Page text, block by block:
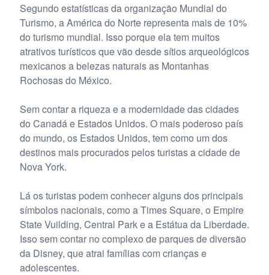
Segundo estatísticas da organização Mundial do
Turismo, a América do Norte representa mais de 10%
do turismo mundial. Isso porque ela tem muitos
atrativos turísticos que vão desde sítios arqueológicos
mexicanos a belezas naturais as Montanhas
Rochosas do México.
Sem contar a riqueza e a modernidade das cidades
do Canadá e Estados Unidos. O mais poderoso país
do mundo, os Estados Unidos, tem como um dos
destinos mais procurados pelos turistas a cidade de
Nova York.
Lá os turistas podem conhecer alguns dos principais
símbolos nacionais, como a Times Square, o Empire
State Vuilding, Central Park e a Estátua da Liberdade.
Isso sem contar no complexo de parques de diversão
da Disney, que atrai famílias com crianças e
adolescentes.